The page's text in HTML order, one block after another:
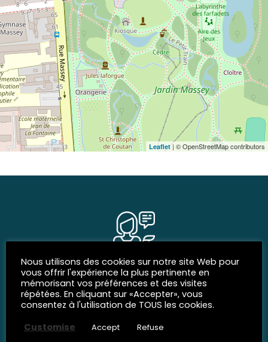
Leaflet | © OpenStreetMap contributors
SOCIAL NETWORKS
Join us
Nous utilisons des cookies sur notre site Web pour
vous offrir l'expérience la plus pertinente en
mémorisant vos préférences et des visites
répétées. En cliquant sur «Accepter», vous
consentez à l'utilisation de TOUS les cookies.
Customise
Accept Refuse